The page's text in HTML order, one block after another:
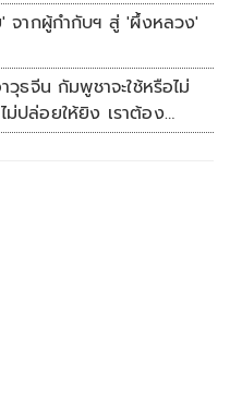
จากผู้กำกับฯ สู่ 'ผึ้งหลวง'
ธจีน กัมพูชาจะใช้หรือไม่
ม่ปล่อยให้ยิง เราต้อง